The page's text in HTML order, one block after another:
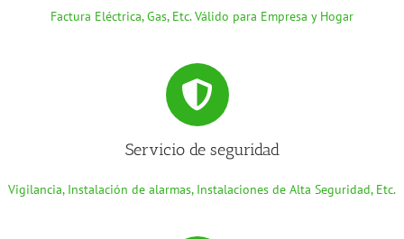
Factura Eléctrica, Gas, Etc. Válido para Empresa y Hogar
Servicio de seguridad
Vigilancia, Instalación de alarmas, Instalaciones de Alta Seguridad, Etc.